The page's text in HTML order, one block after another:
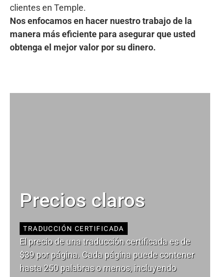
clientes en Temple.
Nos enfocamos en hacer nuestro trabajo de la
manera más eficiente para asegurar que usted
obtenga el mejor valor por su dinero.
Precios claros
TRADUCCIÓN CERTIFICADA
El precio de una traducción certificada es de
$39 por página. Cada página puede contener
hasta 250 palabras o menos, incluyendo